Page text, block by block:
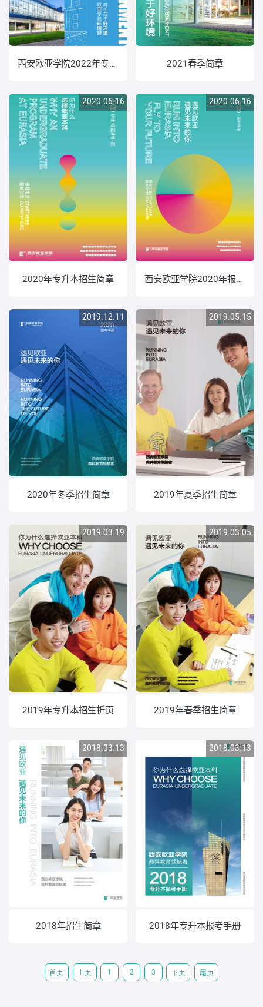
西安欧亚学院2022年专升本报考指南 2021春季简章
2020.06.16
2020年专升本招生简章
2020.06.16
西安欧亚学院2020年报考手册
2019.12.11
2020年冬季招生简章
2019.05.15
2019年夏季招生简章
2019.03.19
2019年专升本招生折页
2019.03.05
2019年春季招生简章
2018.03.13
2018年招生简章
2018.03.13
2018年专升本报考手册
首页 上页 1 2 3 下页 尾页